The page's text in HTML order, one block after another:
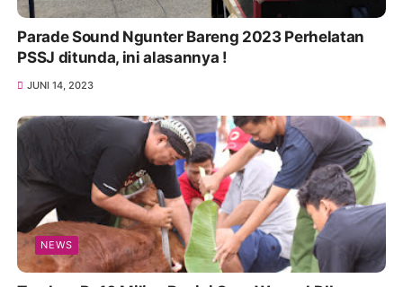
Parade Sound Ngunter Bareng 2023 Perhelatan
PSSJ ditunda, ini alasannya !
JUNI 14, 2023
NEWS